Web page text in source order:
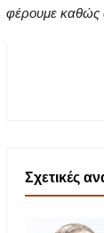
φέρουμε καθώς
Σχετικές